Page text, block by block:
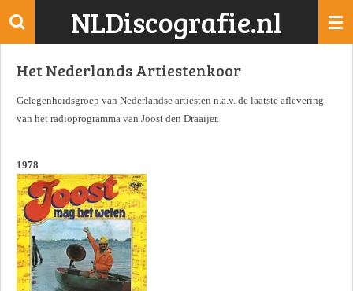
Ga
de
NLDiscografie.nl
Het Nederlands Artiestenkoor
Gelegenheidsgroep van Nederlandse artiesten n.a.v. de laatste aflevering
van het radioprogramma van Joost den Draaijer.
1978